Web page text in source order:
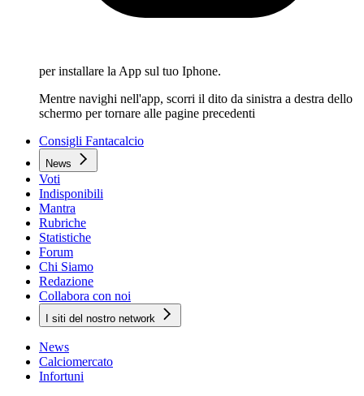
per installare la App sul tuo Iphone.
Mentre navighi nell'app, scorri il dito da sinistra a destra dello
schermo per tornare alle pagine precedenti
Consigli Fantacalcio
News
Voti
Indisponibili
Mantra
Rubriche
Statistiche
Forum
Chi Siamo
Redazione
Collabora con noi
I siti del nostro network
News
Calciomercato
Infortuni